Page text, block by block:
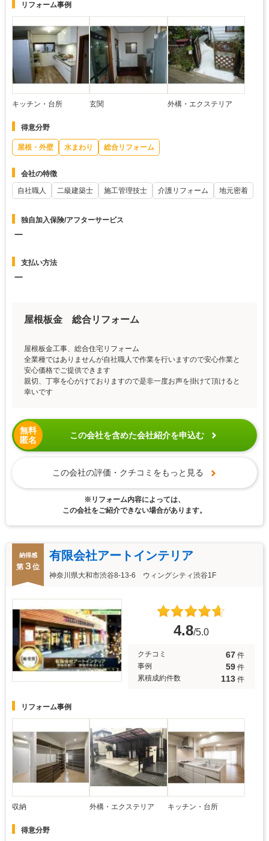
リフォーム事例
キッチン・台所 玄関 外構・エクステリア
得意分野
屋根・外壁 水まわり 総合リフォーム
会社の特徴
自社職人
二級建築士 施工管理技士 介護リフォーム 地元密着
独自加入保険/アフターサービス
ー
支払い方法
ー
屋根板金 総合リフォーム
屋根板金工事、総合住宅リフォーム
全業種ではありませんが自社職人で作業を行いますので安心作業と
安心価格でご提供できます
親切、丁寧を心がけておりますので是非一度お声を掛けて頂けると
幸いです
無料
匿名
この会社を含めた会社紹介を申込む
この会社の評価・クチコミをもっと見る
※リフォーム内容によっては、
この会社をご紹介できない場合があります。
納得感
第 ３ 位
有限会社アートインテリア
神奈川県大和市渋谷8-13-6 ウィングシティ渋谷1F
4.8/5.0
クチコミ 67 件
事例
59 件
累積成約件数
113 件
リフォーム事例
収納 外構・エクステリア キッチン・台所
得意分野